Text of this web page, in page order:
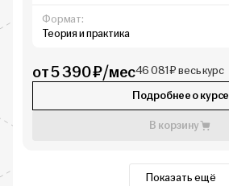
Формат:
Теория и практика
от 5 390 ₽/мес46 081 ₽ весь курс
Подробнее о курсе
В корзину
Показать ещё